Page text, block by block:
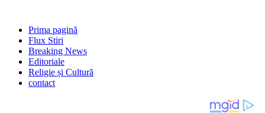
Prima pagină
Flux Stiri
Breaking News
Editoriale
Religie și Cultură
contact